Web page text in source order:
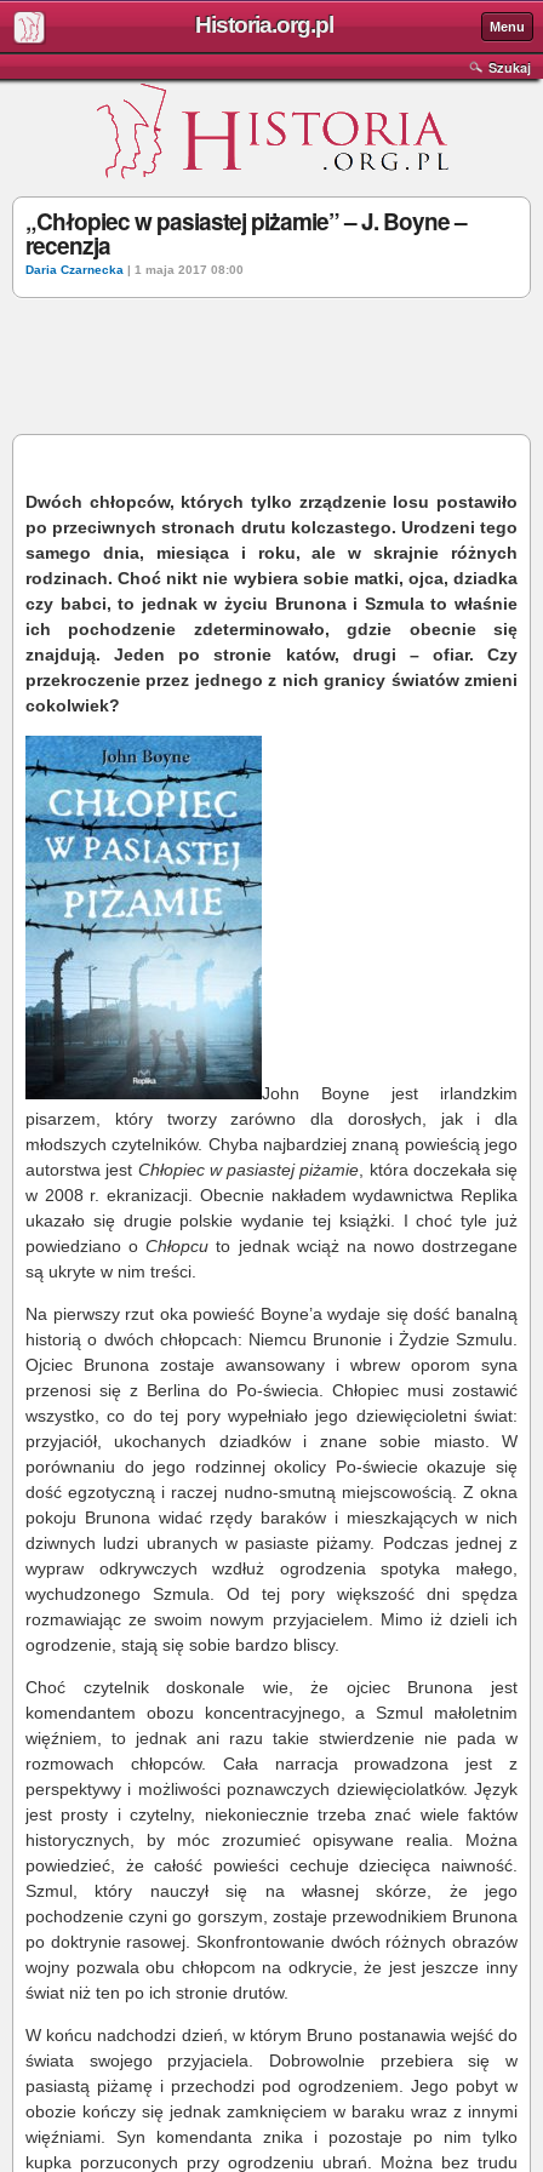
Historia.org.pl Menu
Szukaj
„Chłopiec w pasiastej piżamie” – J. Boyne –
recenzja
Daria Czarnecka | 1 maja 2017 08:00
Dwóch chłopców, których tylko zrządzenie losu postawiło
po przeciwnych stronach drutu kolczastego. Urodzeni tego
samego dnia, miesiąca i roku, ale w skrajnie różnych
rodzinach. Choć nikt nie wybiera sobie matki, ojca, dziadka
czy babci, to jednak w życiu Brunona i Szmula to właśnie
ich pochodzenie zdeterminowało, gdzie obecnie się
znajdują. Jeden po stronie katów, drugi – ofiar. Czy
przekroczenie przez jednego z nich granicy światów zmieni
cokolwiek?
John Boyne jest irlandzkim
pisarzem, który tworzy zarówno dla dorosłych, jak i dla
młodszych czytelników. Chyba najbardziej znaną powieścią jego
autorstwa jest Chłopiec w pasiastej piżamie , która doczekała się
w 2008 r. ekranizacji. Obecnie nakładem wydawnictwa Replika
ukazało się drugie polskie wydanie tej książki. I choć tyle już
powiedziano oChłopcu to jednak wciąż na nowo dostrzegane
są ukryte w nim treści.
Na pierwszy rzut oka powieść Boyne’a wydaje się dość banalną
historią o dwóch chłopcach: Niemcu Brunonie i Żydzie Szmulu.
Ojciec Brunona zostaje awansowany i wbrew oporom syna
przenosi się z Berlina do Po-świecia. Chłopiec musi zostawić
wszystko, co do tej pory wypełniało jego dziewięcioletni świat:
przyjaciół, ukochanych dziadków i znane sobie miasto. W
porównaniu do jego rodzinnej okolicy Po-świecie okazuje się
dość egzotyczną i raczej nudno-smutną miejscowością. Z okna
pokoju Brunona widać rzędy baraków i mieszkających w nich
dziwnych ludzi ubranych w pasiaste piżamy. Podczas jednej z
wypraw odkrywczych wzdłuż ogrodzenia spotyka małego,
wychudzonego Szmula. Od tej pory większość dni spędza
rozmawiając ze swoim nowym przyjacielem. Mimo iż dzieli ich
ogrodzenie, stają się sobie bardzo bliscy.
Choć czytelnik doskonale wie, że ojciec Brunona jest
komendantem obozu koncentracyjnego, a Szmul małoletnim
więźniem, to jednak ani razu takie stwierdzenie nie pada w
rozmowach chłopców. Cała narracja prowadzona jest z
perspektywy i możliwości poznawczych dziewięciolatków. Język
jest prosty i czytelny, niekoniecznie trzeba znać wiele faktów
historycznych, by móc zrozumieć opisywane realia. Można
powiedzieć, że całość powieści cechuje dziecięca naiwność.
Szmul, który nauczył się na własnej skórze, że jego
pochodzenie czyni go gorszym, zostaje przewodnikiem Brunona
po doktrynie rasowej. Skonfrontowanie dwóch różnych obrazów
wojny pozwala obu chłopcom na odkrycie, że jest jeszcze inny
świat niż ten po ich stronie drutów.
W końcu nadchodzi dzień, w którym Bruno postanawia wejść do
świata swojego przyjaciela. Dobrowolnie przebiera się w
pasiastą piżamę i przechodzi pod ogrodzeniem. Jego pobyt w
obozie kończy się jednak zamknięciem w baraku wraz z innymi
więźniami. Syn komendanta znika i pozostaje po nim tylko
kupka porzuconych przy ogrodzeniu ubrań. Można bez trudu